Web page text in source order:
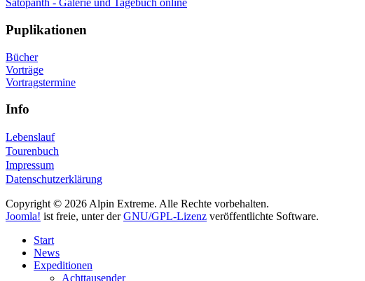
Satopanth - Galerie und Tagebuch online
Puplikationen
Bücher
Vorträge
Vortragstermine
Info
Lebenslauf
Tourenbuch
Impressum
Datenschutzerklärung
Copyright © 2026 Alpin Extreme. Alle Rechte vorbehalten.
Joomla! ist freie, unter derGNU/GPL-Lizenz veröffentlichte Software.
Start
News
Expeditionen
Achttausender